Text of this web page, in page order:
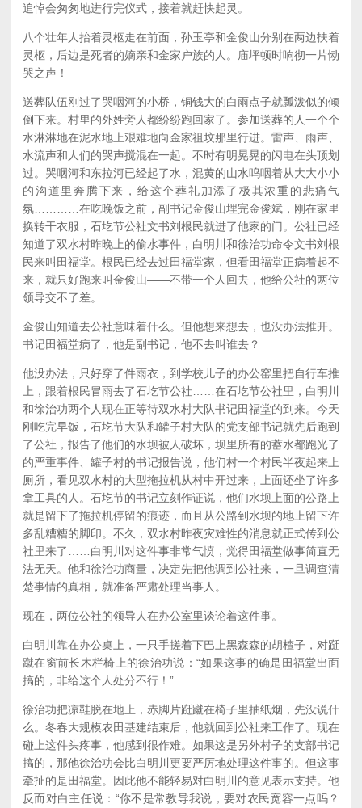
追悼会匆匆地进行完仪式，接着就赶快起灵。
八个壮年人抬着灵柩走在前面，孙玉亭和金俊山分别在两边扶着
灵柩，后边是死者的嫡亲和金家户族的人。庙坪顿时响彻一片恸
哭之声！
送葬队伍刚过了哭咽河的小桥，铜钱大的白雨点子就瓢泼似的倾
倒下来。村里的外姓旁人都纷纷跑回家了。参加送葬的人一个个
水淋淋地在泥水地上艰难地向金家祖坟那里行进。雷声、雨声、
水流声和人们的哭声搅混在一起。不时有明晃晃的闪电在头顶划
过。哭咽河和东拉河已经起了水，混黄的山水呜咽着从大大小小
的沟道里奔腾下来，给这个葬礼加添了极其浓重的悲痛气
氛…………在吃晚饭之前，副书记金俊山埋完金俊斌，刚在家里
换转干衣服，石圪节公社文书刘根民就进了他家的门。公社已经
知道了双水村昨晚上的偷水事件，白明川和徐治功命令文书刘根
民来叫田福堂。根民已经去过田福堂家，但看田福堂正病着起不
来，就只好跑来叫金俊山——不带一个人回去，他给公社的两位
领导交不了差。
金俊山知道去公社意味着什么。但他想来想去，也没办法推开。
书记田福堂病了，他是副书记，他不去叫谁去？
他没办法，只好穿了件雨衣，到学校儿子的办公窑里把自行车推
上，跟着根民冒雨去了石圪节公社……在石圪节公社里，白明川
和徐治功两个人现在正等待双水村大队书记田福堂的到来。今天
刚吃完早饭，石圪节大队和罐子村大队的党支部书记就先后跑到
了公社，报告了他们的水坝被人破坏，坝里所有的蓄水都跑光了
的严重事件、罐子村的书记报告说，他们村一个村民半夜起来上
厕所，看见双水村的大型拖拉机从村中开过来，上面还坐了许多
拿工具的人。石圪节的书记立刻作证说，他们水坝上面的公路上
就是留下了拖拉机停留的痕迹，而且从公路到水坝的地上留下许
多乱糟糟的脚印。不久，双水村昨夜灾难性的消息就正式传到公
社里来了……白明川对这件事非常气愤，觉得田福堂做事简直无
法无天。他和徐治功商量，决定先把他调到公社来，一旦调查清
楚事情的真相，就准备严肃处理当事人。
现在，两位公社的领导人在办公室里谈论着这件事。
白明川靠在办公桌上，一只手搓着下巴上黑森森的胡楂子，对跹
蹴在窗前长木栏椅上的徐治功说：“如果这事的确是田福堂出面
搞的，非给这个人处分不行！”
徐治功把凉鞋脱在地上，赤脚片跹蹴在椅子里抽纸烟，先没说什
么。冬春大规模农田基建结束后，他就回到公社来工作了。现在
碰上这件头疼事，他感到很作难。如果这是另外村子的支部书记
搞的，那他徐治功会比白明川更要严厉地处理这件事的。但这事
牵扯的是田福堂。因此他不能轻易对白明川的意见表示支持。他
反而对白主任说：“你不是常教导我说，要对农民宽容一点吗？